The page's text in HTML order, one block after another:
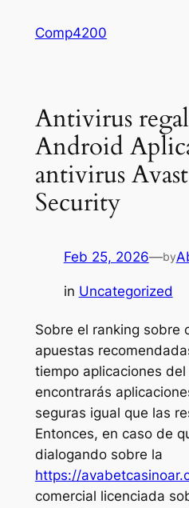
Comp4200
Antivirus
Android
antivirus
Security
Feb 25, 2026—by
in Uncategorized
Sobre el ranking sobre
apuestas
tiempo aplicaciones
encontrarás
seguras igual que las
Entonces, en caso de
dialogando sobre la
https://
comercial licenciada